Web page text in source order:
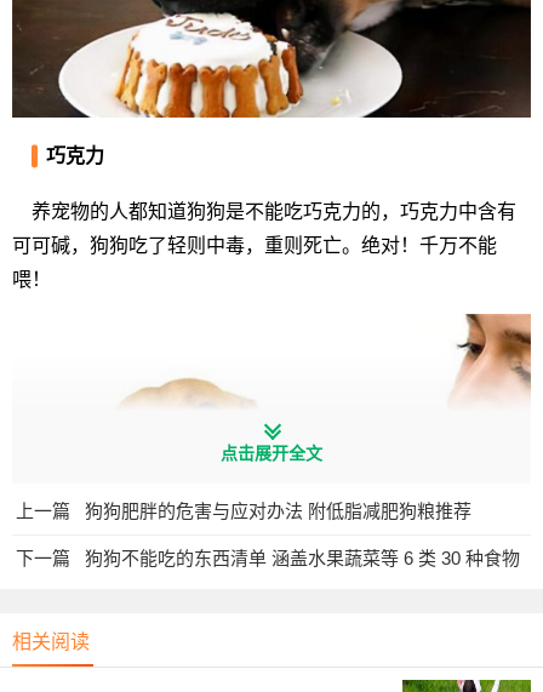
巧克力
养宠物的人都知道狗狗是不能吃巧克力的，巧克力中含有
可可碱，狗狗吃了轻则中毒，重则死亡。绝对！千万不能
喂！
点击展开全文
上一篇 狗狗肥胖的危害与应对办法 附低脂减肥狗粮推荐
下一篇 狗狗不能吃的东西清单 涵盖水果蔬菜等 6 类 30 种食物
相关阅读